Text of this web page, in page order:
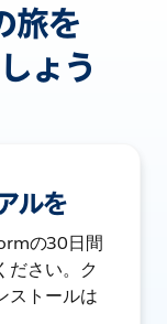
旅を
ょう
ルを
の30日間
ださい。ク
ストールは